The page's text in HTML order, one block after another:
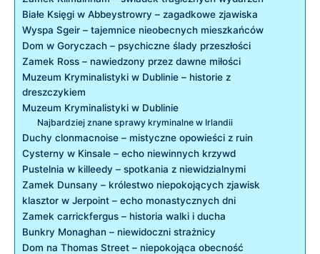
Białe ‌Księgi ⁢w Abbeystrowry⁣ – zagadkowe zjawiska
Wyspa Sgeir – tajemnice nieobecnych mieszkańców
Dom ⁣w ⁣Goryczach ⁢– psychiczne⁢ ślady przeszłości
Zamek Ross‌ – nawiedzony przez dawne‍ miłości
Muzeum Kryminalistyki w Dublinie – historie ⁤z
dreszczykiem
Muzeum Kryminalistyki w⁣ Dublinie
Najbardziej znane sprawy kryminalne​ w⁤ Irlandii
Duchy clonmacnoise –‍ mistyczne opowieści z ruin
Cysterny w Kinsale – echo​ niewinnych krzywd
Pustelnia⁢ w⁤ killeedy – spotkania z niewidzialnymi
Zamek‌ Dunsany ⁤–⁣ królestwo niepokojących zjawisk
klasztor ⁣w Jerpoint – echo monastycznych dni
Zamek carrickfergus – ​historia‍ walki i ducha
Bunkry ⁤Monaghan –‍ niewidoczni‍ strażnicy
Dom⁢ na Thomas Street​ –‍ niepokojąca⁢ obecność